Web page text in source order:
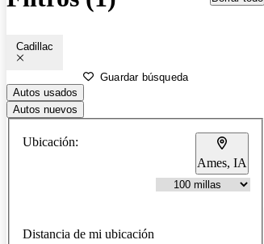
Cadillac
Guardar búsqueda
Autos usados
Autos nuevos
Ubicación:
Ames, IA
Distancia de mi ubicación